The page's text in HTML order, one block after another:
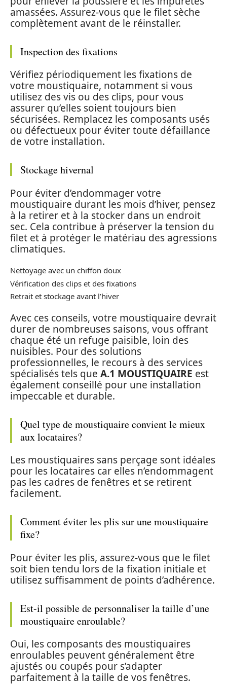
amassées. Assurez-vous que le filet sèche
complètement avant de le réinstaller.
Inspection des fixations
Vérifiez périodiquement les fixations de
votre moustiquaire, notamment si vous
utilisez des vis ou des clips, pour vous
assurer qu’elles soient toujours bien
sécurisées. Remplacez les composants usés
ou défectueux pour éviter toute défaillance
de votre installation.
Stockage hivernal
Pour éviter d’endommager votre
moustiquaire durant les mois d’hiver, pensez
à la retirer et à la stocker dans un endroit
sec. Cela contribue à préserver la tension du
filet et à protéger le matériau des agressions
climatiques.
Nettoyage avec un chiffon doux
Vérification des clips et des fixations
Retrait et stockage avant l’hiver
Avec ces conseils, votre moustiquaire devrait
durer de nombreuses saisons, vous offrant
chaque été un refuge paisible, loin des
nuisibles. Pour des solutions
professionnelles, le recours à des services
spécialisés tels que A.1 MOUSTIQUAIRE est
également conseillé pour une installation
impeccable et durable.
Quel type de moustiquaire convient le mieux
aux locataires?
Les moustiquaires sans perçage sont idéales
pour les locataires car elles n’endommagent
pas les cadres de fenêtres et se retirent
facilement.
Comment éviter les plis sur une moustiquaire
fixe?
Pour éviter les plis, assurez-vous que le filet
soit bien tendu lors de la fixation initiale et
utilisez suffisamment de points d’adhérence.
Est-il possible de personnaliser la taille d’une
moustiquaire enroulable?
Oui, les composants des moustiquaires
enroulables peuvent généralement être
ajustés ou coupés pour s’adapter
parfaitement à la taille de vos fenêtres.